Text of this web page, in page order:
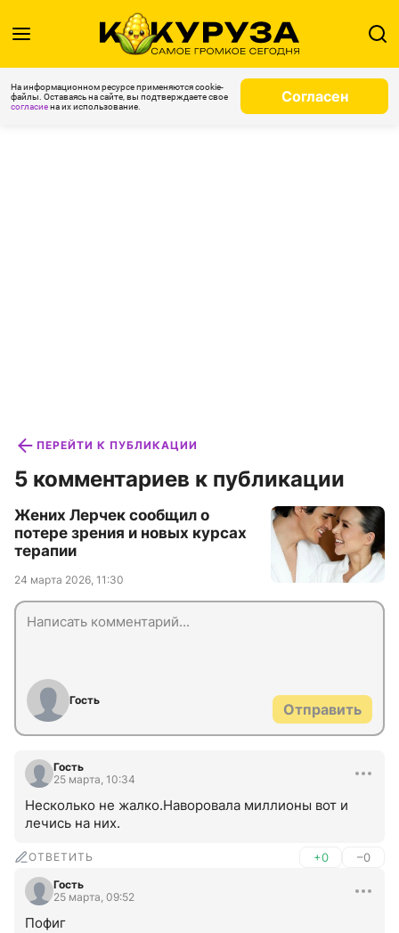
На информационном ресурсе применяются cookie-
файлы. Оставаясь на сайте, вы подтверждаете свое
согласиена их использование.
Согласен
ПЕРЕЙТИ К ПУБЛИКАЦИИ
5 комментариев к публикации
Жених Лерчек сообщил о
потере зрения и новых курсах
терапии
24 марта 2026, 11:30
Гость
Отправить
Гость
25 марта, 10:34
Несколько не жалко.Наворовала миллионы вот и
лечись на них.
ОТВЕТИТЬ +0 –0
Гость
25 марта, 09:52
Пофиг